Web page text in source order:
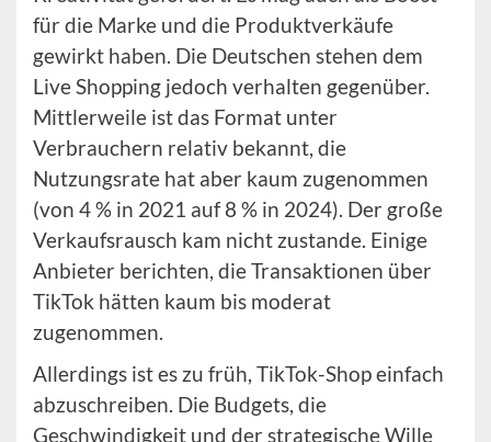
für die Marke und die Produktverkäufe
gewirkt haben. Die Deutschen stehen dem
Live Shopping jedoch verhalten gegenüber.
Mittlerweile ist das Format unter
Verbrauchern relativ bekannt, die
Nutzungsrate hat aber kaum zugenommen
(von 4 % in 2021 auf 8 % in 2024). Der große
Verkaufsrausch kam nicht zustande. Einige
Anbieter berichten, die Transaktionen über
TikTok hätten kaum bis moderat
zugenommen.
Allerdings ist es zu früh, TikTok-Shop einfach
abzuschreiben. Die Budgets, die
Geschwindigkeit und der strategische Wille